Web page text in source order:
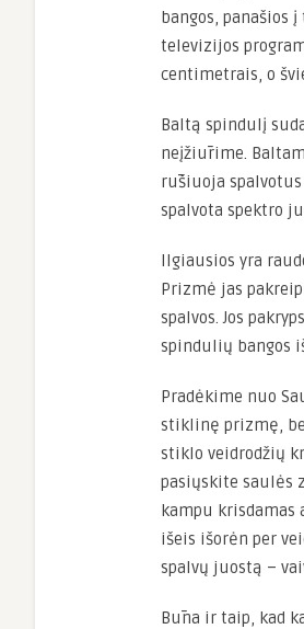
bangos, panašios
televizijos
centimetrais, o
Baltą spindulį
neįžiūrime.
rūšiuoja
spalvota spektro
Ilgiausios yra
Prizmė jas
spalvos. Jos
spindulių bangos
Pradėkime nuo
stiklinę prizmę,
stiklo veidrodžių
pasiųskite saulės
kampu krisdamas
išeis išorėn per
spalvų juostą –
Būna ir taip, kad